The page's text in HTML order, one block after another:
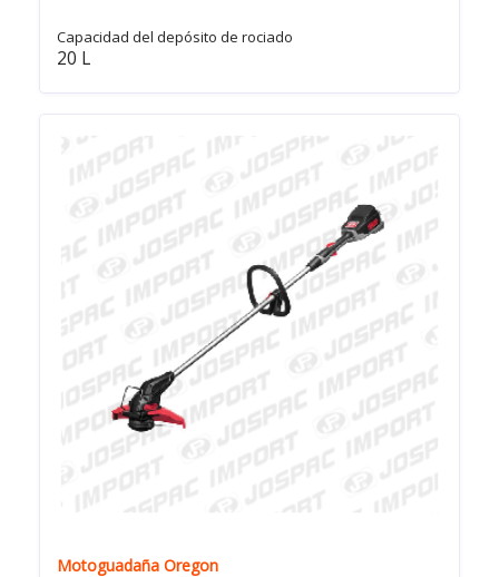
Capacidad del depósito de rociado
20 L
Motoguadaña Oregon